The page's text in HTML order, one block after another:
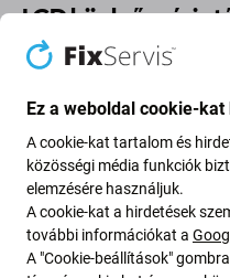
LCD kijelző +
következőhöz:
Ha sérült LCD-kijelzője
M10 Plus (3rd Gen) TB-
erre az alkatrészre van
ismét teljesen
Ez a weboldal cookie-kat
A cookie-kat tartalom és
közösségi média funkciók
elemzésére használjuk.
A cookie-kat a hirdetések
további információkat a
A "Cookie-beállítások"